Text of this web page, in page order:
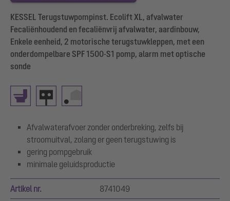
KESSEL Terugstuwpompinst. Ecolift XL, afvalwater
Fecaliënhoudend en fecaliënvrij afvalwater, aardinbouw,
Enkele eenheid, 2 motorische terugstuwkleppen, met een
onderdompelbare SPF 1500-S1 pomp, alarm met optische
sonde
Afvalwaterafvoer zonder onderbreking, zelfs bij
stroomuitval, zolang er geen terugstuwing is
gering pompgebruik
minimale geluidsproductie
Artikel nr. 8741049